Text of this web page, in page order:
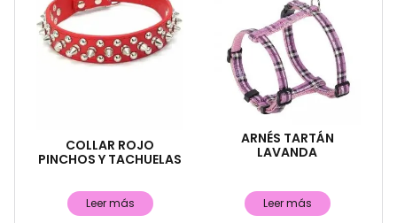
COLLAR ROJO
PINCHOS Y TACHUELAS
Leer más
ARNÉS TARTÁN
LAVANDA
Leer más